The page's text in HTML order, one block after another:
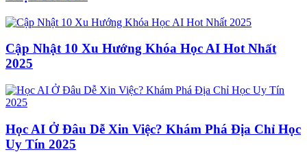
Cập Nhật 10 Xu Hướng Khóa Học AI Hot Nhất
2025
Học AI Ở Đâu Dễ Xin Việc? Khám Phá Địa Chỉ Học
Uy Tín 2025